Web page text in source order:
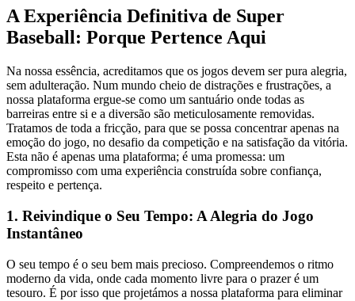
A Experiência Definitiva de Super
Baseball: Porque Pertence Aqui
Na nossa essência, acreditamos que os jogos devem ser pura alegria,
sem adulteração. Num mundo cheio de distrações e frustrações, a
nossa plataforma ergue-se como um santuário onde todas as
barreiras entre si e a diversão são meticulosamente removidas.
Tratamos de toda a fricção, para que se possa concentrar apenas na
emoção do jogo, no desafio da competição e na satisfação da vitória.
Esta não é apenas uma plataforma; é uma promessa: um
compromisso com uma experiência construída sobre confiança,
respeito e pertença.
1. Reivindique o Seu Tempo: A Alegria do Jogo
Instantâneo
O seu tempo é o seu bem mais precioso. Compreendemos o ritmo
moderno da vida, onde cada momento livre para o prazer é um
tesouro. É por isso que projetámos a nossa plataforma para eliminar